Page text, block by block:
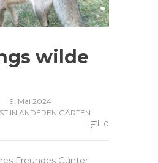
wilde
9. Mai 2024
IN ANDEREN GÄRTEN
0
Freundes Günter